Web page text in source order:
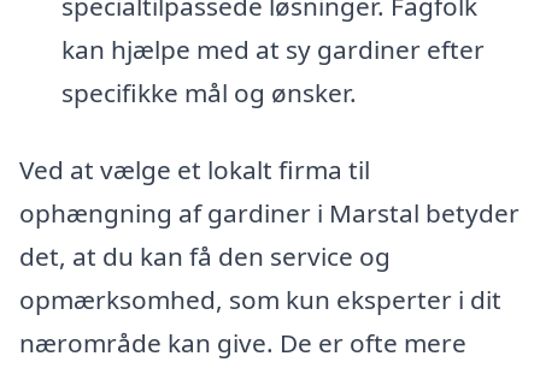
kan hjælpe med at sy gardiner efter
specifikke mål og ønsker.
Ved at vælge et lokalt firma til
ophængning af gardiner i Marstal betyder
det, at du kan få den service og
opmærksomhed, som kun eksperter i dit
nærområde kan give. De er ofte mere